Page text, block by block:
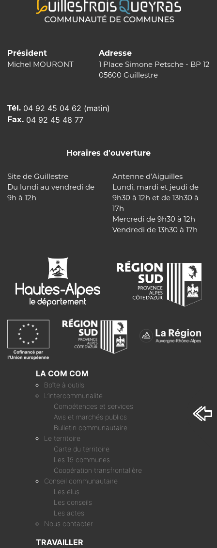
Président
Michel MOURONT
Adresse
1 Place Simone Petsche - BP 12
05600 Guillestre
Tél. 04 92 45 04 62 (matin)
Fax. 04 92 45 48 77
Horaires d'ouverture
Site de Guillestre
Du lundi au vendredi de
9h à 12h
Antenne d’Aiguilles
Lundi, mardi et jeudi de
9h30 à 12h et de 13h30 à
17h
Mercredi de 9h30 à 12h
Vendredi de 13h30 à 17h
LA COM COM
Boîte à outils
L’intercommunalité
Compétences et services
Avis et marchés publics
Bulletin communautaire
Le territoire
Carte du territoire
Les 15 communes
Coopération transfrontalière
Conseil communautaire
Les élus
Les conseils
Les actes
Nous contacter
TRAVAILLER